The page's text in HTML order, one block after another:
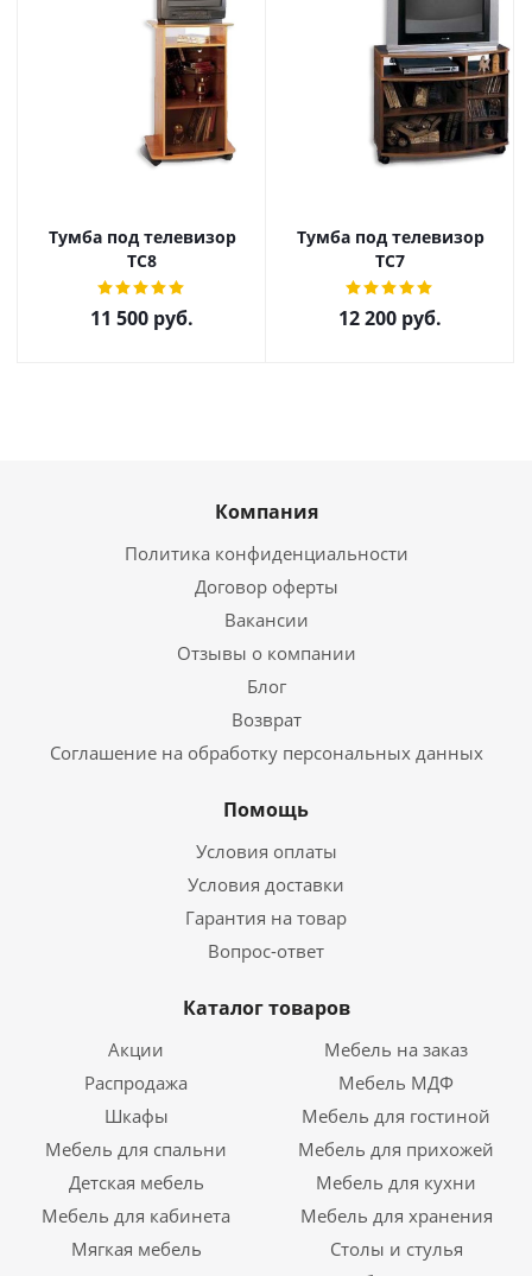
Тумба под телевизор
ТС8
11 500 руб.
Тумба под телевизор
ТС7
12 200 руб.
Компания
Политика конфиденциальности
Договор оферты
Вакансии
Отзывы о компании
Блог
Возврат
Соглашение на обработку персональных данных
Помощь
Условия оплаты
Условия доставки
Гарантия на товар
Вопрос-ответ
Каталог товаров
Акции
Мебель на заказ
Распродажа
Мебель МДФ
Шкафы
Мебель для гостиной
Мебель для спальни
Мебель для прихожей
Детская мебель
Мебель для кухни
Мебель для кабинета
Мебель для хранения
Мягкая мебель
Столы и стулья